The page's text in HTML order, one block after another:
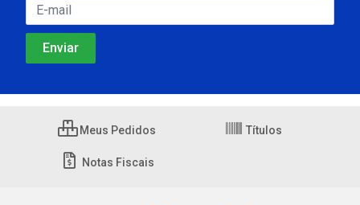
Meus Pedidos Títulos
Notas Fiscais